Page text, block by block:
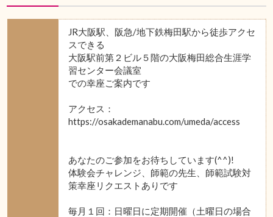
JR大阪駅、阪急/地下鉄梅田駅から徒歩アクセ
スできる
大阪駅前第２ビル５階の大阪梅田総合生涯学
習センター会議室
での幸座ご案内です
アクセス：
https://osakademanabu.com/umeda/access
あなたのご参加をお待ちしています(^^)!
体験会チャレンジ、師範の先生、師範試験対
策幸座リクエストありです
毎月１回：日曜日に定期開催（土曜日の場合